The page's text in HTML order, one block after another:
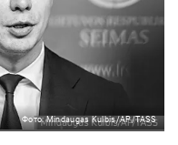
Фото: Mindaugas Kulbis/AP/TASS